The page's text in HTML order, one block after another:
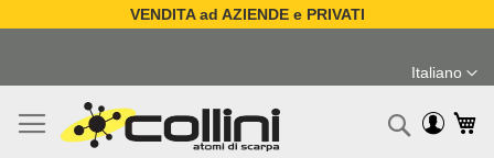
VENDITA ad AZIENDE e PRIVATI
contenuto
Lingua
Italiano